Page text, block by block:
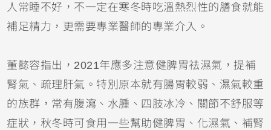
人常睡不好，不一定在寒冬時吃溫熱烈性的膳食就能
補足精力，更需要專業醫師的專業介入。
董懿容指出，2021年應多注意健脾胃祛濕氣，提補
腎氣、疏理肝氣。特別原本就有腸胃較弱、濕氣較重
的族群，常有腹瀉、水腫、四肢冰冷、關節不舒服等
症狀，秋冬時可食用一些幫助健脾胃、化濕氣、補腎